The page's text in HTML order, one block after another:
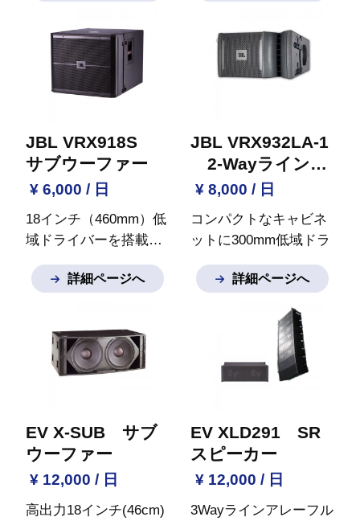
の良い音質で店舗の
BGM用として大活躍。
※ご質問など御座いま
したらお気軽にお問い
左置きの両方に対応。
2台のVRX915Mを左右
対称で使用可能。※ご
せください。
JBL VRX918S
サブウーファー
¥ 6,000 / 日
18インチ（460mm）低
域ドライバーを搭載。
VRX932と連結してフ
ライングやグラウンド
らお気軽にお問い合わ
せください。
詳細ページへ
JBL VRX932LA-1
2-Wayラインア
レイ
¥ 8,000 / 日
コンパクトなキャビネ
ットに300mm低域ドラ
イバーと38mm高域ド
ライバー3基を搭載。
ーと連結してフライン
2つのポー
ルソケットを備え、ス
ピーカースタンドやポ
向き2.5°または15°から
選択可能。 スピーカー
スタンドは別途オプシ
ョンでお選びいただけ
ます。
詳細ページへ
EV X-SUB サブ
ウーファー
¥ 12,000 / 日
高出力18インチ(46cm)
EV XLD291 SR
スピーカー
¥ 12,000 / 日
3Wayラインアレーフル